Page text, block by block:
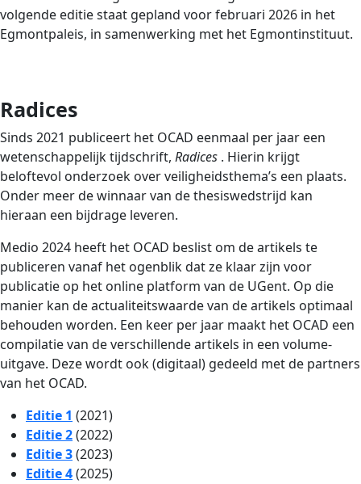
volgende editie staat gepland voor februari 2026 in het
Egmontpaleis, in samenwerking met het Egmontinstituut.
Radices
Sinds 2021 publiceert het OCAD eenmaal per jaar een
wetenschappelijk tijdschrift, Radices . Hierin krijgt
beloftevol onderzoek over veiligheidsthema’s een plaats.
Onder meer de winnaar van de thesiswedstrijd kan
hieraan een bijdrage leveren.
Medio 2024 heeft het OCAD beslist om de artikels te
publiceren vanaf het ogenblik dat ze klaar zijn voor
publicatie op het online platform van de UGent. Op die
manier kan de actualiteitswaarde van de artikels optimaal
behouden worden. Een keer per jaar maakt het OCAD een
compilatie van de verschillende artikels in een volume-
uitgave. Deze wordt ook (digitaal) gedeeld met de partners
van het OCAD.
Editie 1 (2021)
Editie 2(2022)
Editie 3(2023)
Editie 4(2025)